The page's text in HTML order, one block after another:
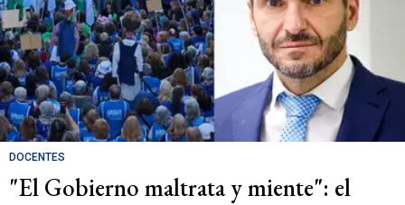
DOCENTES
"El Gobierno maltrata y miente": el